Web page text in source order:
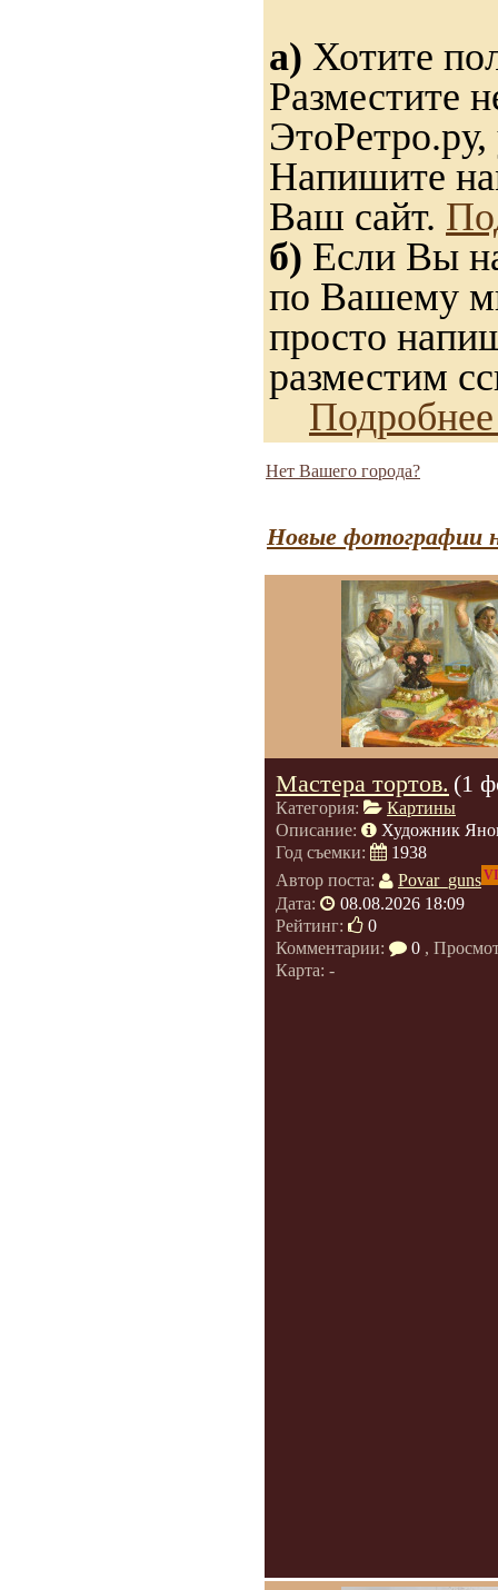
а) Хотите
Разместите
Напишите
Ваш сайт.
б) Если Вы
по Вашему
просто
разместим
Нет Вашего города?
Новые фотографии
Мастера тортов. (1
Категория:
Картины
Описание:
Художник
Год съемки:
1938
Автор поста:
Povar_guns
Дата:
08.08.2026 18:09
Рейтинг:
0
Комментарии:
0 ,
Карта: -